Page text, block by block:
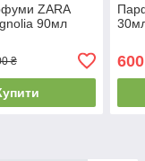
ZARA
90мл
₴ 600